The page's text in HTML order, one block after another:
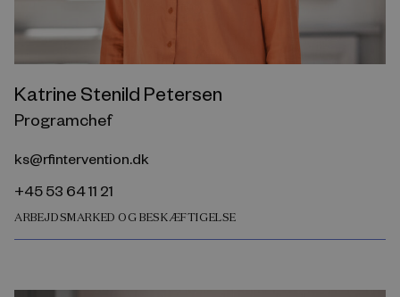
Katrine Stenild Petersen
Programchef
ks@rfintervention.dk
+45 53 64 11 21
ARBEJDSMARKED OG BESKÆFTIGELSE